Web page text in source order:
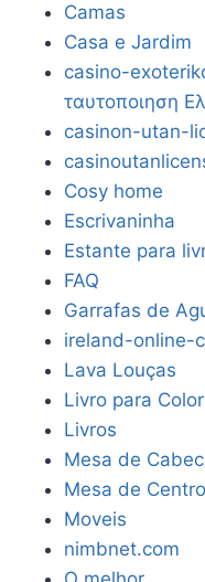
Camas
Casa e Jardim
casino-
ταυτοποιηση
casinon-utan-
Cosy home
Escrivaninha
Estante para
FAQ
Garrafas de
ireland-online-
Lava Louças
Livro para
Livros
Mesa de
Mesa de Centro
Moveis
nimbnet.com